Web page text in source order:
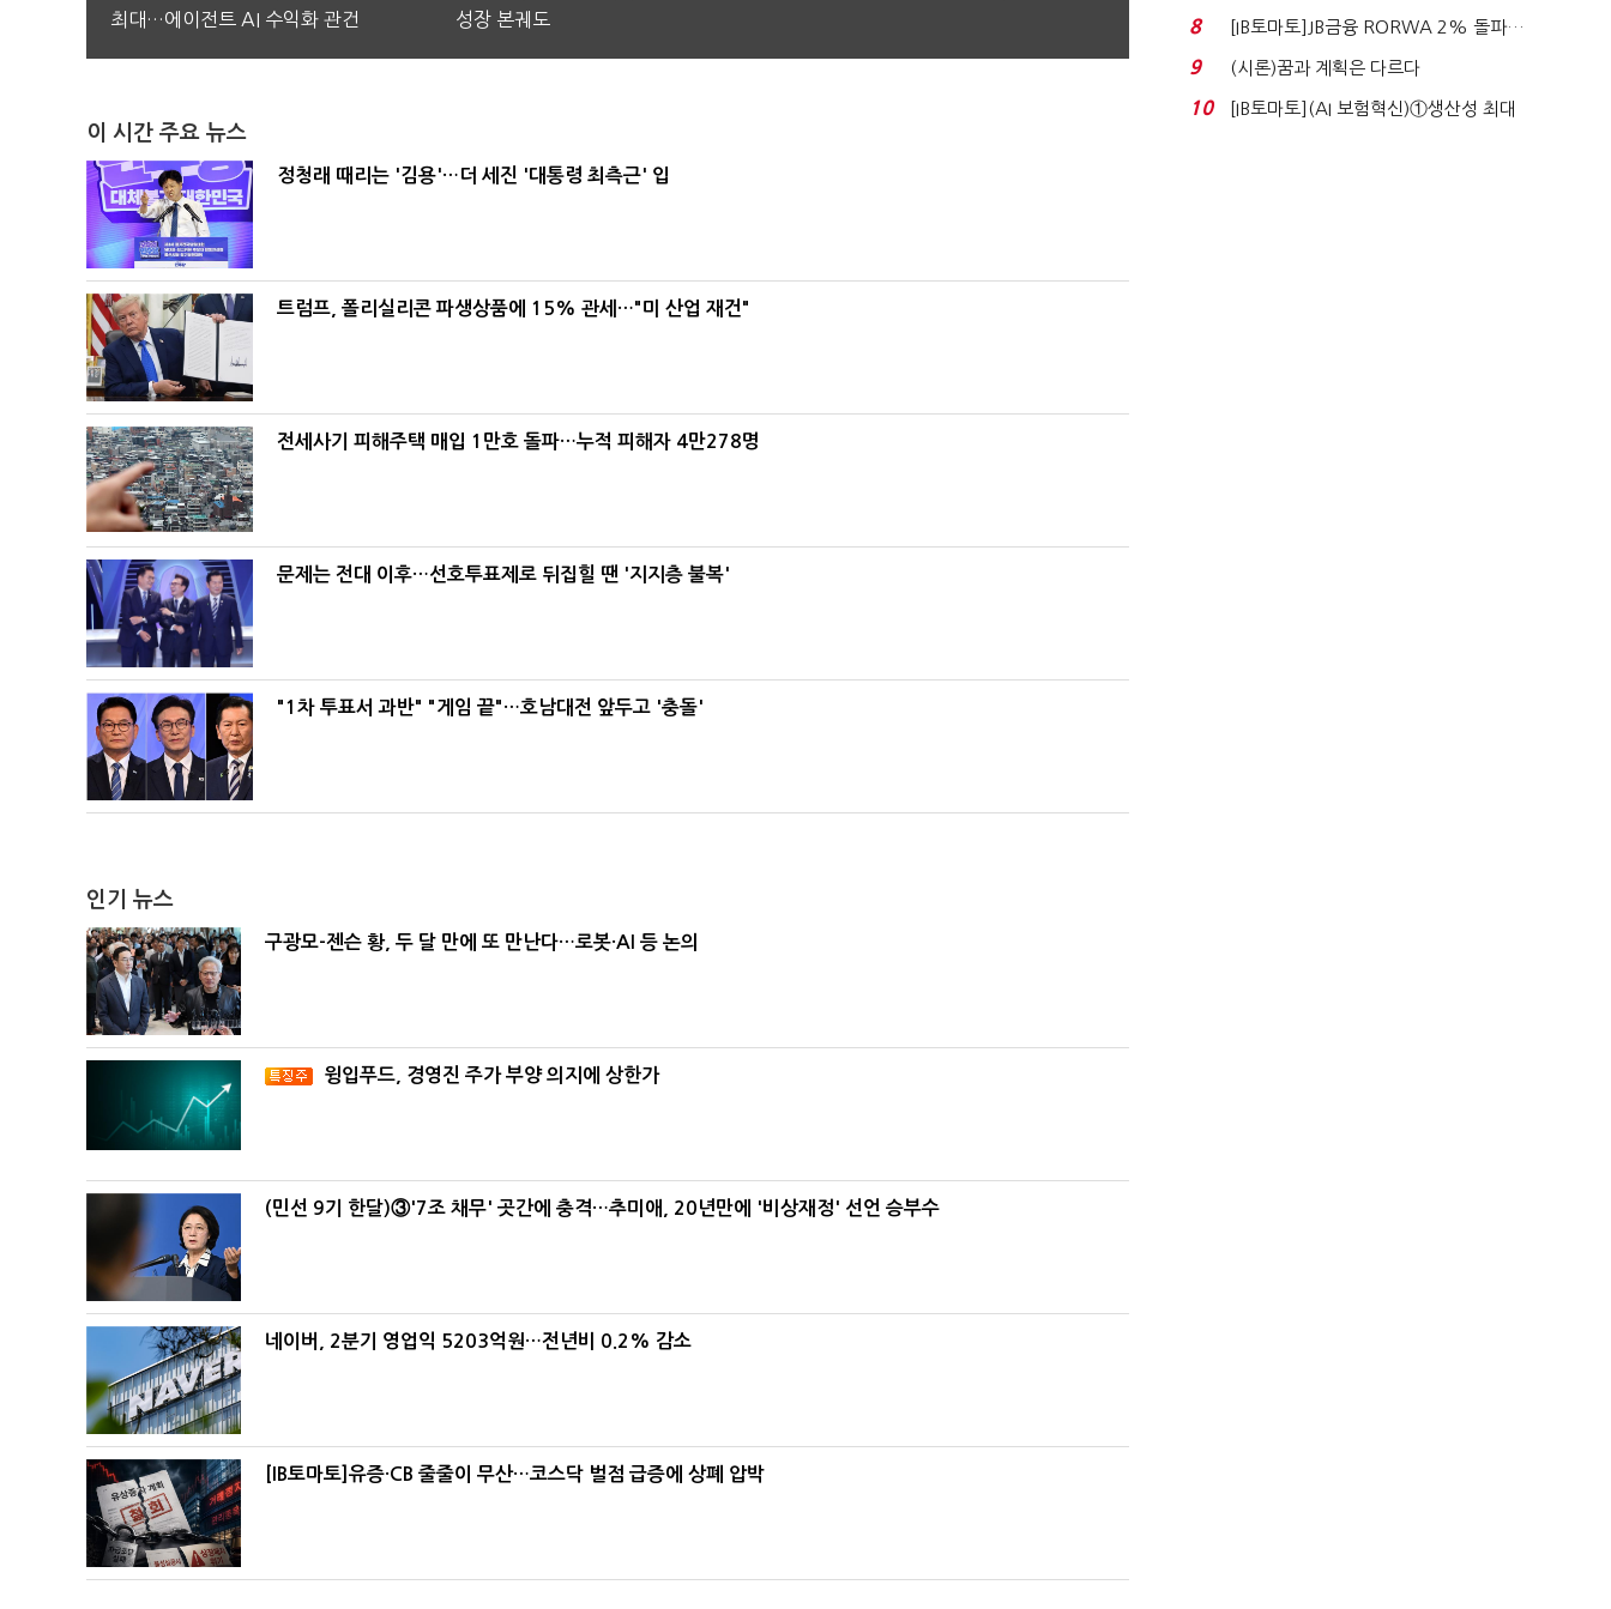
최대…에이전트 AI 수익화 관건
성장 본궤도
이 시간 주요 뉴스
정청래 때리는 '김용'…더 세진 '대통령 최측근' 입
트럼프, 폴리실리콘 파생상품에 15% 관세…"미 산업 재건"
전세사기 피해주택 매입 1만호 돌파…누적 피해자 4만278명
문제는 전대 이후…선호투표제로 뒤집힐 땐 '지지층 불복'
"1차 투표서 과반" "게임 끝"…호남대전 앞두고 '충돌'
인기 뉴스
구광모-젠슨 황, 두 달 만에 또 만난다…로봇·AI 등 논의
윙입푸드, 경영진 주가 부양 의지에 상한가
(민선 9기 한달)③'7조 채무' 곳간에 충격…추미애, 20년만에 '비상재정' 선언 승부수
네이버, 2분기 영업익 5203억원…전년비 0.2% 감소
[IB토마토]유증·CB 줄줄이 무산…코스닥 벌점 급증에 상폐 압박
누적 피해자 4만2...
8
[IB토마토]JB금융 RORWA 2% 돌파…
실적 견인은 은행 ...
9 (시론)꿈과 계획은 다르다
10
[IB토마토](AI 보험혁신)①생산성 최대